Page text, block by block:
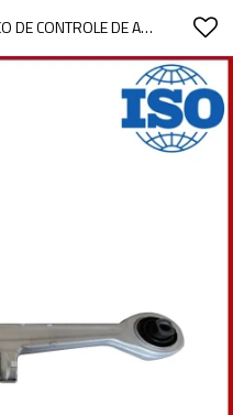
AUTO CHASSIS PARTS BRAÇO DE CONTROLE DE ALUMÍNIO PARA AUDI